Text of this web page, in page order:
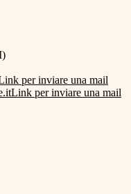
per inviare una mail
Link per inviare una mail